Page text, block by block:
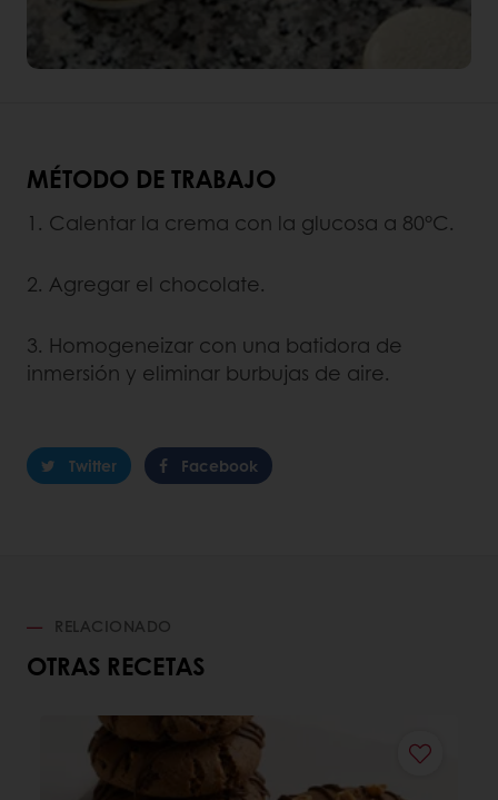
MÉTODO DE TRABAJO
1. Calentar la crema con la glucosa a 80°C.
2. Agregar el chocolate.
3. Homogeneizar con una batidora de
inmersión y eliminar burbujas de aire.
Twitter Facebook
RELACIONADO
OTRAS RECETAS